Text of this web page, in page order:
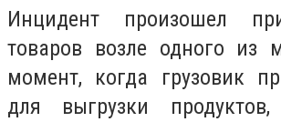
Инцидент произошел
товаров возле одного из
момент, когда грузовик
для выгрузки продуктов,